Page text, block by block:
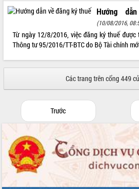
Hướng
(10/08/2016,
Từ ngày 12/8/2016, việc đăng ký thuế
Thông tư 95/2016/TT-BTC do Bộ Tài chính
Các trang trên cổng 449
Trước